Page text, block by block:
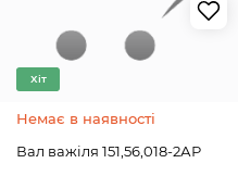
Хіт
Немає в наявності
Вал важіля 151,56,018-2АР